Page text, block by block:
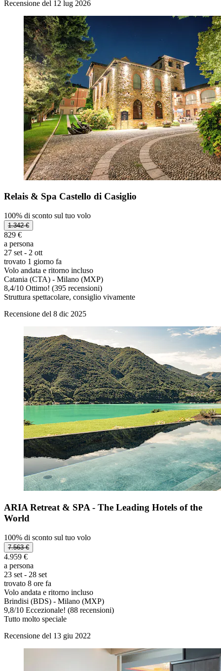
Recensione del 12 lug 2026
Relais & Spa Castello di Casiglio
100% di sconto sul tuo volo
1.342 €
829 €
a persona
27 set - 2 ott
trovato 1 giorno fa
Volo andata e ritorno incluso
Catania (CTA) - Milano (MXP)
8,4/10 Ottimo! (395 recensioni)
Struttura spettacolare, consiglio vivamente
Recensione del 8 dic 2025
ARIA Retreat & SPA - The Leading Hotels of the
World
100% di sconto sul tuo volo
7.563 €
4.959 €
a persona
23 set - 28 set
trovato 8 ore fa
Volo andata e ritorno incluso
Brindisi (BDS) - Milano (MXP)
9,8/10 Eccezionale! (88 recensioni)
Tutto molto speciale
Recensione del 13 giu 2022